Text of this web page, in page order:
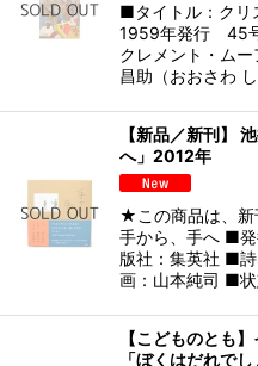
■タイトル：クリ
1959年発行 45
クレメント・ム
昌助（おおさわ
【新品／新刊】
へ」2012年
★この商品は、
手から、手へ ■
版社：集英社 ■
画：山本純司 ■
【こどものとも
「ぼくはだれで